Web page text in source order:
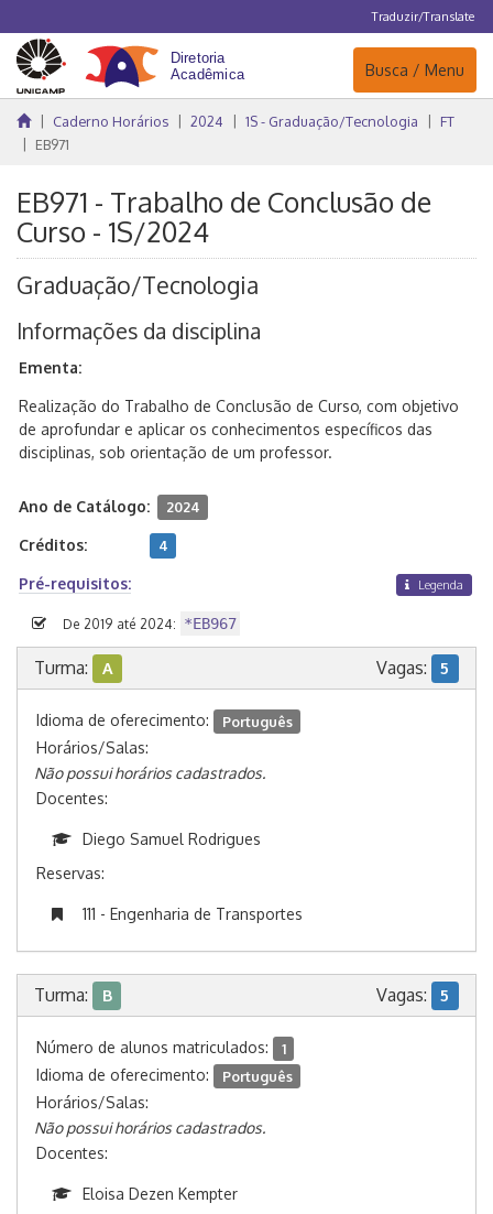
Traduzir/Translate
Navegação
Busca / Menu
Caderno Horários 2024 1S - Graduação/Tecnologia
FT
EB971
EB971 - Trabalho de Conclusão de
Curso - 1S/2024
Graduação/Tecnologia
Informações da disciplina
Ementa:
Realização do Trabalho de Conclusão de Curso, com objetivo
de aprofundar e aplicar os conhecimentos específicos das
disciplinas, sob orientação de um professor.
Ano de Catálogo: 2024
Créditos: 4
Pré-requisitos: Legenda
De 2019 até 2024: *EB967
Turma: A Vagas: 5
Idioma de oferecimento: Português
Horários/Salas:
Não possui horários cadastrados.
Docentes:
Diego Samuel Rodrigues
Reservas:
111 - Engenharia de Transportes
Turma: B Vagas: 5
Número de alunos matriculados: 1
Idioma de oferecimento: Português
Horários/Salas:
Não possui horários cadastrados.
Docentes:
Eloisa Dezen Kempter